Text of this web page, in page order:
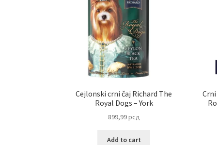
Cejlonski crni čaj Richard The
Royal Dogs – York
899,99рсд
Add to cart